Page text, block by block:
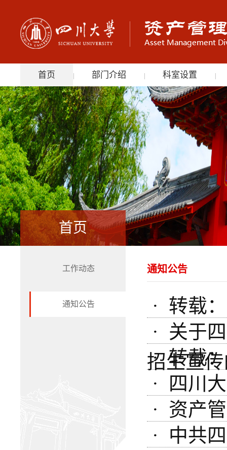
首页 部门介绍 科室设置
首页
工作动态
通知公告
通知公告
· 转载
· 关于
招生宣
· 转载
· 四川
· 资产
· 中共